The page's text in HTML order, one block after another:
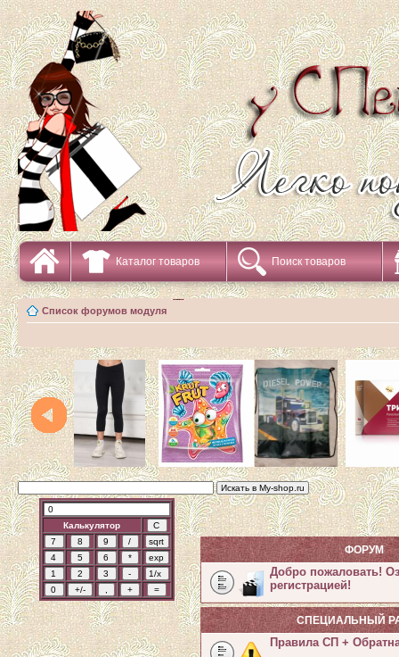
Каталог товаров Поиск товаров
Список форумов модуля
Калькулятор
ФОРУМ
Добро пожаловать!
регистрацией!
СПЕЦИАЛЬНЫЙ
Правила СП +